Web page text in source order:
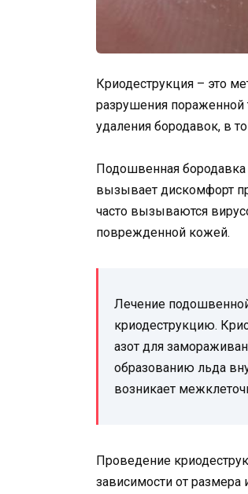
Криодеструкция – это
разрушения пораженной
удаления бородавок, в
Подошвенная бородавка
вызывает дискомфорт
часто вызываются
поврежденной кожей.
Лечение
криодеструкцию.
азот для
образованию льда
возникает
Проведение
зависимости от